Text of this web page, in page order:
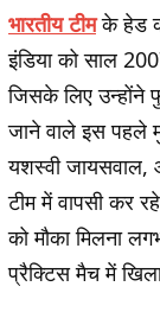
भारतीय टीमके हेड
इंडिया को साल
जिसके लिए उन्होंने
जाने वाले इस पहले
यशस्वी जायसवाल,
टीम में वापसी कर
को मौका मिलना
प्रैक्टिस मैच में